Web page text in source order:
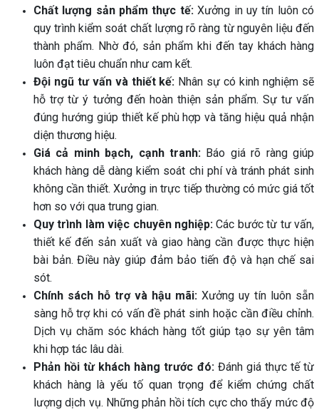
Chất lượng sản phẩm thực tế:Xưởng in uy tín luôn có
quy trình kiểm soát chất lượng rõ ràng từ nguyên liệu đến
thành phẩm. Nhờ đó, sản phẩm khi đến tay khách hàng
luôn đạt tiêu chuẩn như cam kết.
Đội ngũ tư vấn và thiết kế: Nhân sự có kinh nghiệm sẽ
hỗ trợ từ ý tưởng đến hoàn thiện sản phẩm. Sự tư vấn
đúng hướng giúp thiết kế phù hợp và tăng hiệu quả nhận
diện thương hiệu.
Giá cả minh bạch, cạnh tranh: Báo giá rõ ràng giúp
khách hàng dễ dàng kiểm soát chi phí và tránh phát sinh
không cần thiết. Xưởng in trực tiếp thường có mức giá tốt
hơn so với qua trung gian.
Quy trình làm việc chuyên nghiệp: Các bước từ tư vấn,
thiết kế đến sản xuất và giao hàng cần được thực hiện
bài bản. Điều này giúp đảm bảo tiến độ và hạn chế sai
sót.
Chính sách hỗ trợ và hậu mãi: Xưởng uy tín luôn sẵn
sàng hỗ trợ khi có vấn đề phát sinh hoặc cần điều chỉnh.
Dịch vụ chăm sóc khách hàng tốt giúp tạo sự yên tâm
khi hợp tác lâu dài.
Phản hồi từ khách hàng trước đó:Đánh giá thực tế từ
khách hàng là yếu tố quan trọng để kiểm chứng chất
lượng dịch vụ. Những phản hồi tích cực cho thấy mức độ